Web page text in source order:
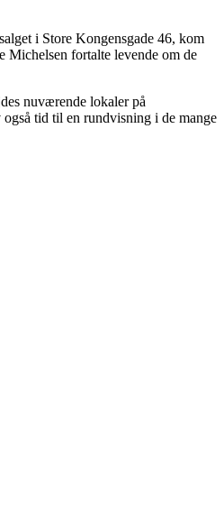
i Store Kongensgade 46, kom
Michelsen fortalte levende om de
nuværende lokaler på
tid til en rundvisning i de mange